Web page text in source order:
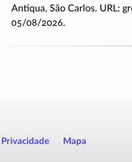
Antiqua, São Carlos. URL:
05/08/2026.
Privacidade Mapa